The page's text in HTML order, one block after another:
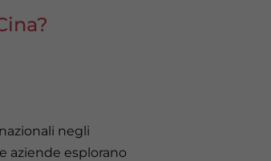
negli
aziende esplorano